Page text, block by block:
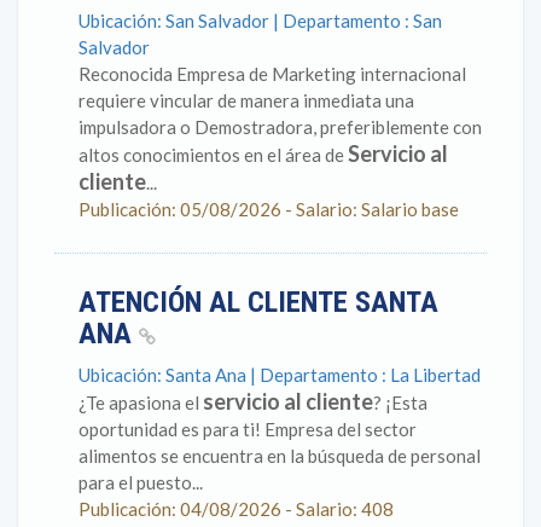
Ubicación: San Salvador | Departamento : San
Salvador
Reconocida Empresa de Marketing internacional
requiere vincular de manera inmediata una
impulsadora o Demostradora, preferiblemente con
altos conocimientos en el área deServicio al
cliente...
Publicación: 05/08/2026 - Salario: Salario base
ATENCIÓN AL CLIENTE SANTA
ANA
Ubicación: Santa Ana | Departamento : La Libertad
¿Te apasiona el servicio al cliente? ¡Esta
oportunidad es para ti! Empresa del sector
alimentos se encuentra en la búsqueda de personal
para el puesto...
Publicación: 04/08/2026 - Salario: 408